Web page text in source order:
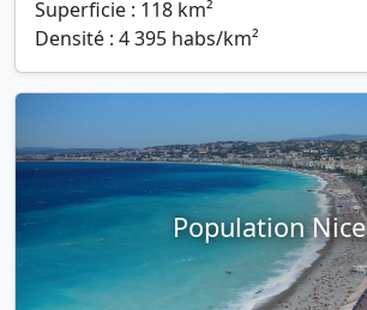
Superficie : 118 km²
Densité : 4 395 habs/km²
Population Nice